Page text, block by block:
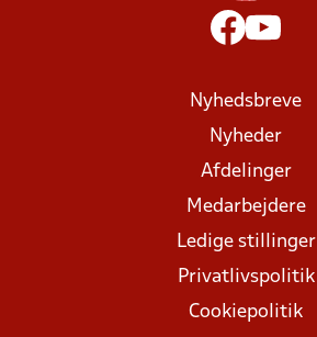
Nyhedsbreve
Nyheder
Afdelinger
Medarbejdere
Ledige stillinger
Privatlivspolitik
Cookiepolitik